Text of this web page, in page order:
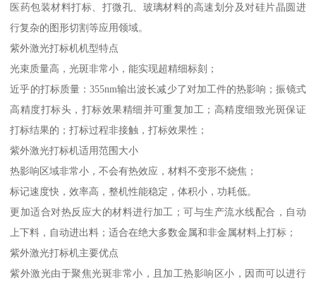
医药包装材料打标、打微孔、玻璃材料的高速划分及对硅片晶圆进
行复杂的图形切割等应用领域。
紫外激光打标机机型特点
光束质量高，光斑非常小，能实现超精细标刻；
近乎的打标质量：355nm输出波长减少了对加工件的热影响；振镜式
高精度打标头，打标效果精细并可重复加工；高精度细致光斑保证
打标结果的；打标过程非接触，打标效果性；
紫外激光打标机适用范围大小
热影响区域非常小，不会有热效应，材料不变形不烧焦；
标记速度快，效率高，整机性能稳定，体积小，功耗低。
更加适合对热反应大的材料进行加工；可与生产流水线配合，自动
上下料，自动进出料；适合在绝大多数金属和非金属材料上打标；
紫外激光打标机主要优点
紫外激光由于聚焦光斑非常小，且加工热影响区小，因而可以进行